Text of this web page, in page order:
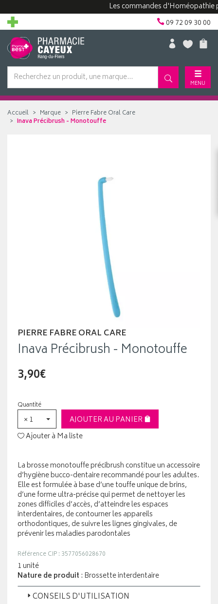
Les commandes d'Homéopathie
09 72 09 30 00
MENU
Accueil Marque
Pierre Fabre Oral Care
Inava Précibrush - Monotouffe
PIERRE FABRE ORAL CARE
Inava Précibrush - Monotouffe
3,90€
Quantité
× 1
AJOUTER AU PANIER
Ajouter à Ma liste
La brosse monotouffe précibrush constitue un accessoire
d’hygiène bucco-dentaire recommandé pour les adultes.
Elle est formulée à base d’une touffe unique de brins,
d’une forme ultra-précise qui permet de nettoyer les
zones difficiles d’accès, d’atteindre les espaces
interdentaires, de contourner les appareils
orthodontiques, de suivre les lignes gingivales, de
prévenir les maladies parodontales
Référence CIP : 3577056028670
1 unité
Nature de produit : Brossette interdentaire
CONSEILS D'UTILISATION